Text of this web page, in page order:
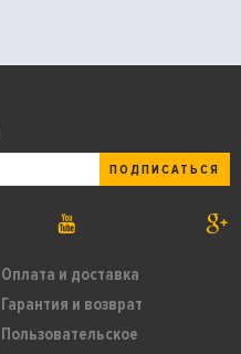
Оплата и доставка
Гарантия и возврат
Пользовательское
ПОДПИСАТЬСЯ